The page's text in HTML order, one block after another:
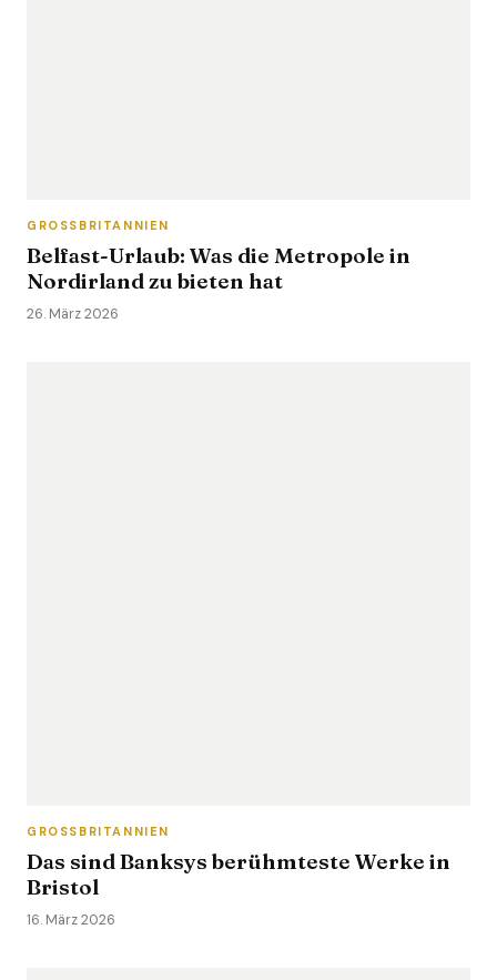
GROSSBRITANNIEN
Belfast-Urlaub: Was die Metropole in
Nordirland zu bieten hat
26. März 2026
GROSSBRITANNIEN
Das sind Banksys berühmteste Werke in
Bristol
16. März 2026